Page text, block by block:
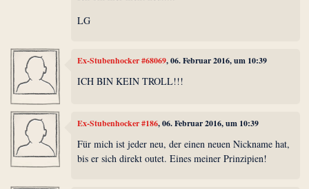
LG
Ex-Stubenhocker #68069, 06. Februar 2016, um 10:39
ICH BIN KEIN TROLL!!!
Ex-Stubenhocker #186, 06. Februar 2016, um 10:39
Für mich ist jeder neu, der einen neuen Nickname hat,
bis er sich direkt outet. Eines meiner Prinzipien!